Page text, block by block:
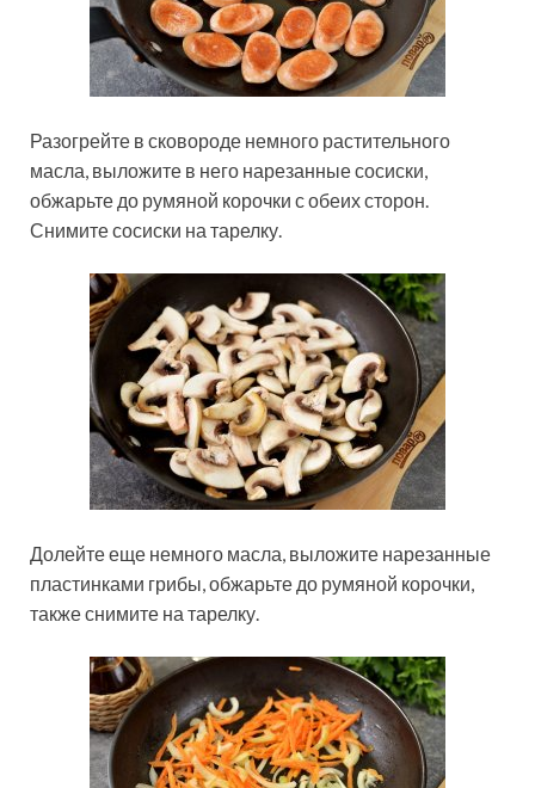
Разогрейте в сковороде немного растительного
масла, выложите в него нарезанные сосиски,
обжарьте до румяной корочки с обеих сторон.
Снимите сосиски на тарелку.
Долейте еще немного масла, выложите нарезанные
пластинками грибы, обжарьте до румяной корочки,
также снимите на тарелку.